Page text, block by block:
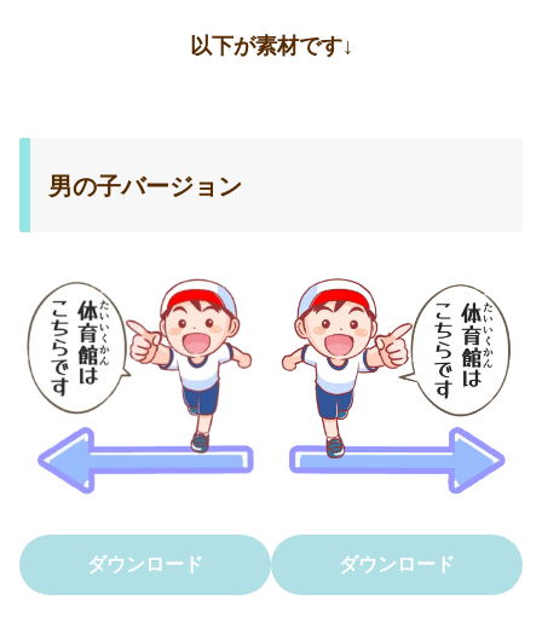
以下が素材です↓
男の子バージョン
ダウンロード ダウンロード